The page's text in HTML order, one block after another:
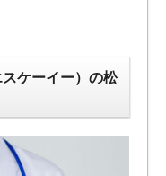
ケーイー）の松